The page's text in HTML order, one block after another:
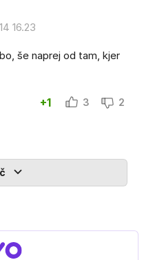
16.23
še naprej od tam, kjer
+1 3 2